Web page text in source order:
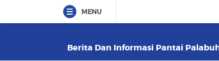
MENU
Berita Dan Informasi Pantai